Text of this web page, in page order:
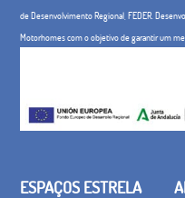
de Desenvolvimento Regional, FEDER.
Motorhomes com o objetivo de garantir um
ESPAÇOS ESTRELA